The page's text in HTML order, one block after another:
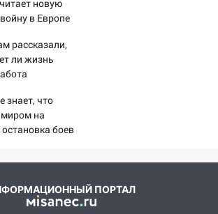
задержали
сильнейшая непогода: град
м/с
потерял 760 тысяч рублей
районе
«Лада» и Chevrolet:
летний подросток
бензин в Ульяновске 7
АЗС
новую
в Европе
рассказали,
ли жизнь
знает, что
на
боев
ПОРТАЛ